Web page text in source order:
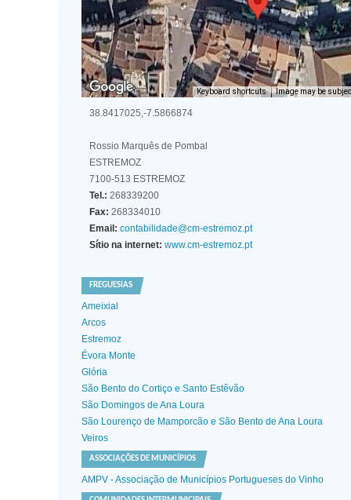
Keyboard shortcuts Image may be
38.8417025,-7.5866874
Rossio Marquês de Pombal
ESTREMOZ
7100-513 ESTREMOZ
Tel.: 268339200
Fax: 268334010
Email: contabilidade@cm-estremoz.pt
Sítio na internet: www.cm-estremoz.pt
FREGUESIAS
Ameixial
Arcos
Estremoz
Évora Monte
Glória
São Bento do Cortiço e Santo Estêvão
São Domingos de Ana Loura
São Lourenço de Mamporcão e São Bento de Ana Loura
Veiros
ASSOCIAÇÕES DE MUNICÍPIOS
AMPV - Associação de Municípios Portugueses do Vinho